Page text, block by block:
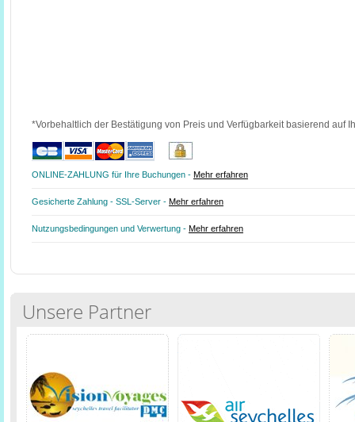
*Vorbehaltlich der Bestätigung von Preis und Verfügbarkeit basierend auf
ONLINE-ZAHLUNG für Ihre Buchungen - Mehr erfahren
Gesicherte Zahlung - SSL-Server - Mehr erfahren
Nutzungsbedingungen und Verwertung - Mehr erfahren
Unsere Partner